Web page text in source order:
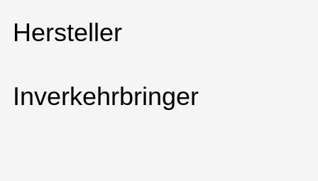
Hersteller
Inverkehrbringer